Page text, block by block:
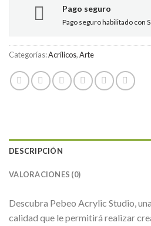
Pago seguro
Pago seguro habilitado con
Categorías:Acrílicos,Arte
DESCRIPCIÓN
VALORACIONES (0)
Descubra Pebeo Acrylic Studio,
calidad que le permitirá realizar